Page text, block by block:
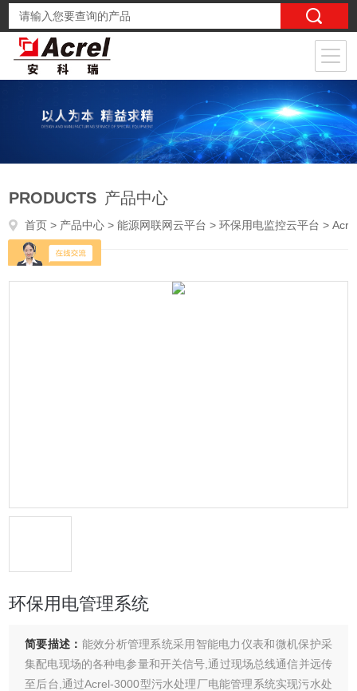
PRODUCTS 产品中心
首页 > 产品中心 >能源网联网云平台 >环保用电监控云平台 > Acrel-3000WEB标准版环保用电管理系统
环保用电管理系统
简要描述： 能效分析管理系统采用智能电力仪表和微机保护采
集配电现场的各种电参量和开关信号,通过现场总线通信并远传
至后台,通过Acrel-3000型污水处理厂电能管理系统实现污水处